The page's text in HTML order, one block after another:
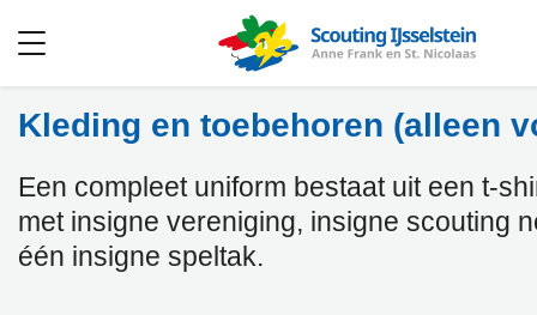
Open
Kleding en toebehoren (alleen
Een compleet uniform bestaat uit een t-
met insigne vereniging, insigne scouting
één insigne speltak.